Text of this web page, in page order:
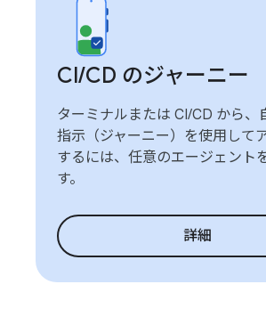
CI/CD のジャーニー
ターミナルまたは CI/CD から、
指示（ジャーニー）を使用して
するには、任意のエージェント
す。
詳細